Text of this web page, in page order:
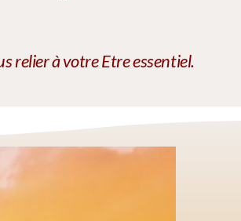
relier à votre Etre essentiel.